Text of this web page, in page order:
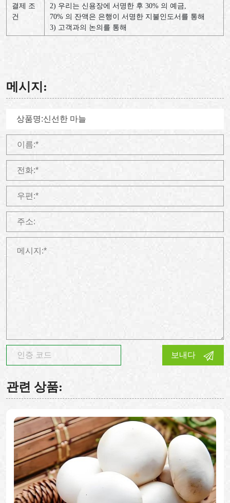
결제 조
건
2) 우리는 신용장에 서명한 후 30% 의 예금,
70% 의 잔액은 은행이 서명한 지불인도서를 통해
3) 고객과의 논의를 통해
메시지:
보내다
관련 상품: